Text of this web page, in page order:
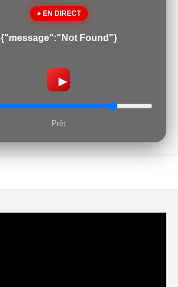
● EN DIRECT
{"message":"Not Found"}
▶
Prêt